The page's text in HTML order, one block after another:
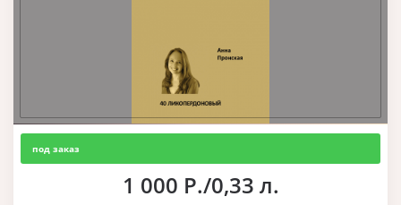
под заказ
1 000 Р./0,33 л.